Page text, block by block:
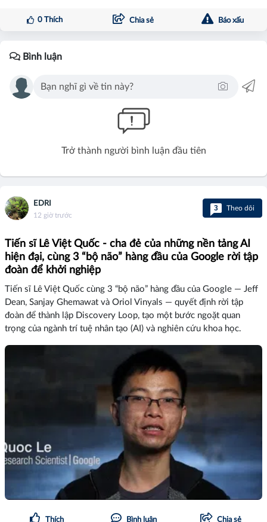
0Thích Chia sẻ Báo xấu
Bình luận
Trở thành người bình luận đầu tiên
EDRI
12 giờ trước
3 Theo dõi
Tiến sĩ Lê Việt Quốc - cha đẻ của những nền tảng AI
hiện đại, cùng 3 “bộ não” hàng đầu của Google rời tập
đoàn để khởi nghiệp
Tiến sĩ Lê Việt Quốc cùng 3 “bộ não” hàng đầu của Google — Jeff
Dean, Sanjay Ghemawat và Oriol Vinyals — quyết định rời tập
đoàn để thành lập Discovery Loop, tạo một bước ngoặt quan
trọng của ngành trí tuệ nhân tạo (AI) và nghiên cứu khoa học.
Thích Bình luận Chia sẻ